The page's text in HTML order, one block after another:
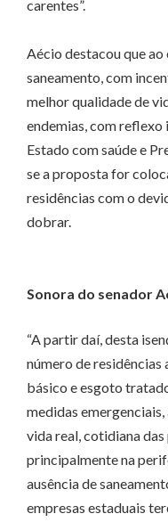
carentes”.
Aécio destacou que
saneamento, com
melhor qualidade de
endemias, com
Estado com saúde e
se a proposta for
residências com o
dobrar.
Sonora do senador
“A partir daí, desta
número de residências
básico e esgoto
medidas
vida real, cotidiana
principalmente na
ausência de
empresas estaduais